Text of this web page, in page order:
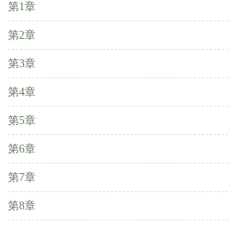
第1章
第2章
第3章
第4章
第5章
第6章
第7章
第8章